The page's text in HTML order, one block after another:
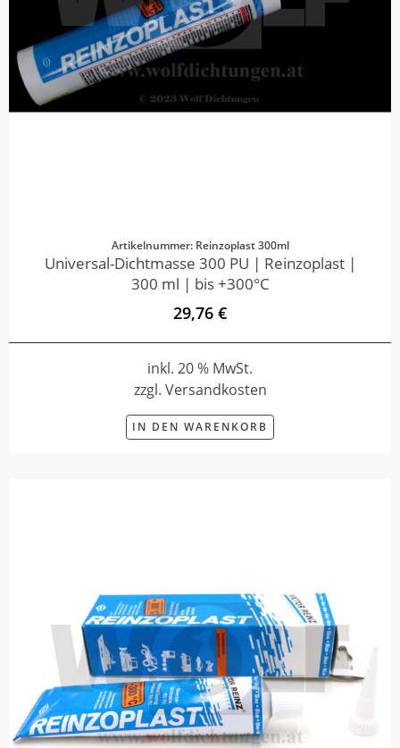
Artikelnummer: Reinzoplast 300ml
Universal-Dichtmasse 300 PU | Reinzoplast |
300 ml | bis +300°C
29,76 €
inkl. 20 % MwSt.
zzgl. Versandkosten
IN DEN WARENKORB